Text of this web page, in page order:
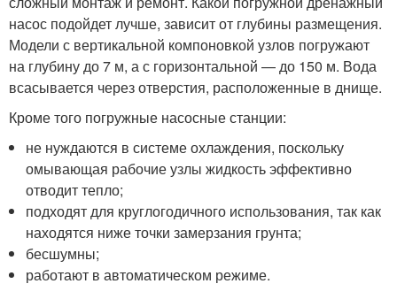
насос подойдет лучше, зависит от глубины размещения.
Модели с вертикальной компоновкой узлов погружают
на глубину до 7 м, а с горизонтальной — до 150 м. Вода
всасывается через отверстия, расположенные в днище.
Кроме того погружные насосные станции:
не нуждаются в системе охлаждения, поскольку
омывающая рабочие узлы жидкость эффективно
отводит тепло;
подходят для круглогодичного использования, так как
находятся ниже точки замерзания грунта;
бесшумны;
работают в автоматическом режиме.